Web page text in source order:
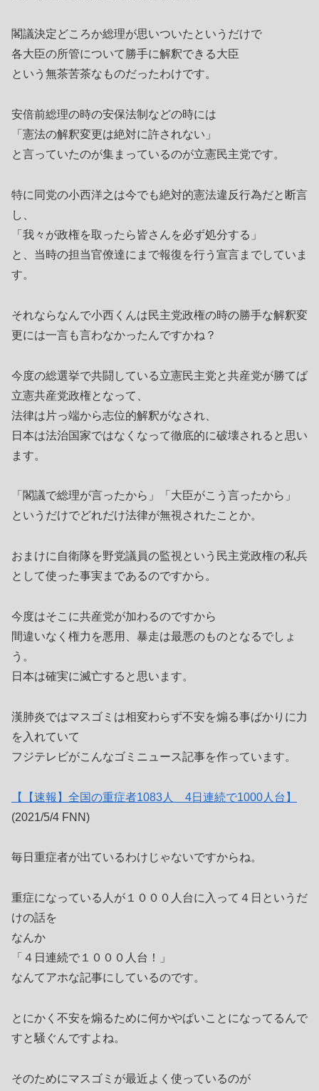
閣議決定どころか総理が思いついたというだけで
各大臣の所管について勝手に解釈できる大臣
という無茶苦茶なものだったわけです。
安倍前総理の時の安保法制などの時には
「憲法の解釈変更は絶対に許されない」
と言っていたのが集まっているのが立憲民主党です。
特に同党の小西洋之は今でも絶対的憲法違反行為だと断言
し、
「我々が政権を取ったら皆さんを必ず処分する」
と、当時の担当官僚達にまで報復を行う宣言までしていま
す。
それならなんで小西くんは民主党政権の時の勝手な解釈変
更には一言も言わなかったんですかね？
今度の総選挙で共闘している立憲民主党と共産党が勝てば
立憲共産党政権となって、
法律は片っ端から志位的解釈がなされ、
日本は法治国家ではなくなって徹底的に破壊されると思い
ます。
「閣議で総理が言ったから」「大臣がこう言ったから」
というだけでどれだけ法律が無視されたことか。
おまけに自衛隊を野党議員の監視という民主党政権の私兵
として使った事実まであるのですから。
今度はそこに共産党が加わるのですから
間違いなく権力を悪用、暴走は最悪のものとなるでしょ
う。
日本は確実に滅亡すると思います。
漢肺炎ではマスゴミは相変わらず不安を煽る事ばかりに力
を入れていて
フジテレビがこんなゴミニュース記事を作っています。
【【速報】全国の重症者1083人 4日連続で1000人台】
(2021/5/4 FNN)
毎日重症者が出ているわけじゃないですからね。
重症になっている人が１０００人台に入って４日というだ
けの話を
なんか
「４日連続で１０００人台！」
なんてアホな記事にしているのです。
とにかく不安を煽るために何かやばいことになってるんで
すと騒ぐんですよね。
そのためにマスゴミが最近よく使っているのが